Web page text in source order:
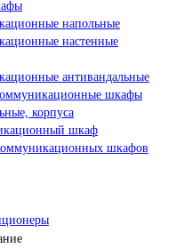
напольные
настенные
антивандальные
шкафы
корпуса
шкаф
шкафов